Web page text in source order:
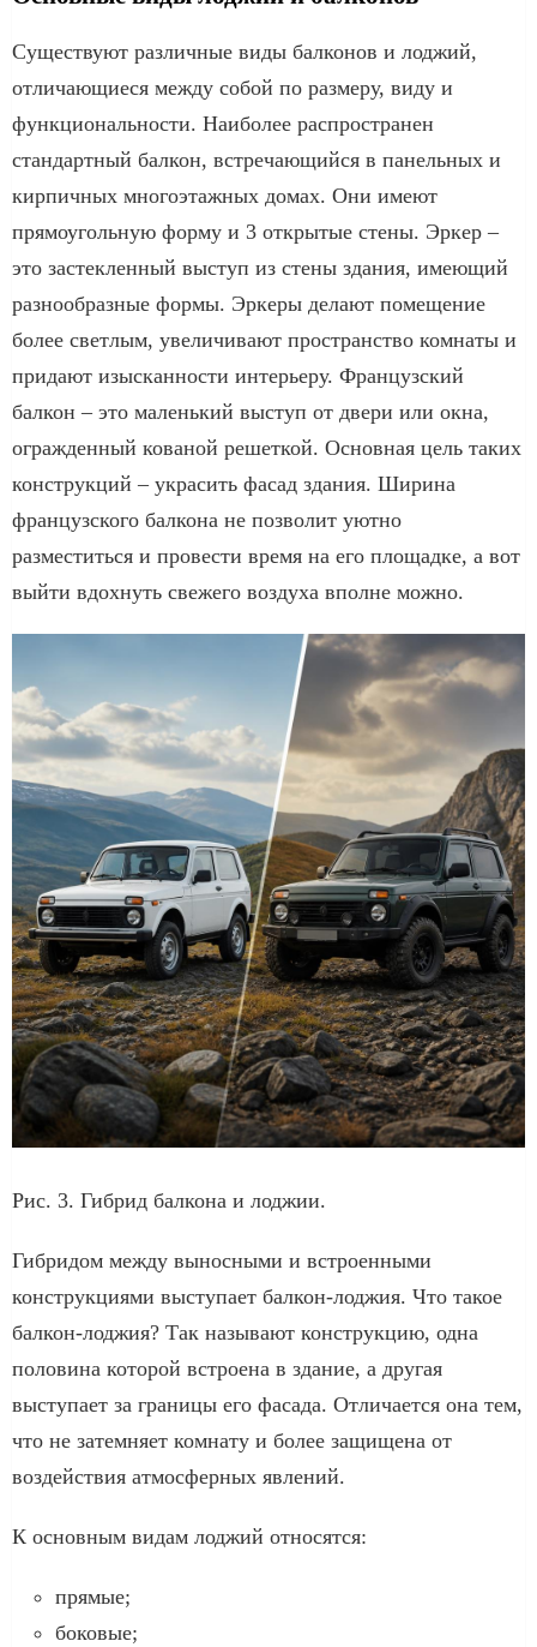
Существуют различные виды балконов и лоджий,
отличающиеся между собой по размеру, виду и
функциональности. Наиболее распространен
стандартный балкон, встречающийся в панельных и
кирпичных многоэтажных домах. Они имеют
прямоугольную форму и 3 открытые стены. Эркер –
это застекленный выступ из стены здания, имеющий
разнообразные формы. Эркеры делают помещение
более светлым, увеличивают пространство комнаты и
придают изысканности интерьеру. Французский
балкон – это маленький выступ от двери или окна,
огражденный кованой решеткой. Основная цель таких
конструкций – украсить фасад здания. Ширина
французского балкона не позволит уютно
разместиться и провести время на его площадке, а вот
выйти вдохнуть свежего воздуха вполне можно.
Рис. 3. Гибрид балкона и лоджии.
Гибридом между выносными и встроенными
конструкциями выступает балкон-лоджия. Что такое
балкон-лоджия? Так называют конструкцию, одна
половина которой встроена в здание, а другая
выступает за границы его фасада. Отличается она тем,
что не затемняет комнату и более защищена от
воздействия атмосферных явлений.
К основным видам лоджий относятся:
прямые;
боковые;